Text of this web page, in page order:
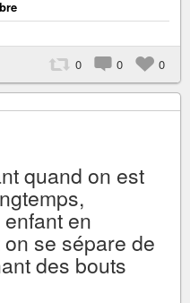
0 0 0
quand on est
en
se sépare de
des bouts